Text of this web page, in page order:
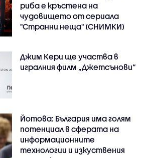
риба е кръстена на
чудовището от сериала
"Странни неща" (СНИМКИ)
Джим Кери ще участва в
игралния филм „Джетсънови“
Йотова: България има голям
потенциал в сферата на
информационните
технологии и изкуствения